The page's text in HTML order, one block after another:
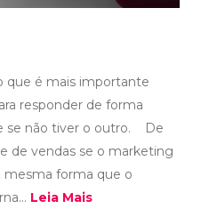
que é mais importante
responder de forma
se não tiver o outro. De
de vendas se o marketing
mesma forma que o
Leia Mais